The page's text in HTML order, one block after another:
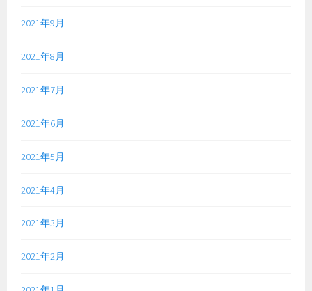
2021年9月
2021年8月
2021年7月
2021年6月
2021年5月
2021年4月
2021年3月
2021年2月